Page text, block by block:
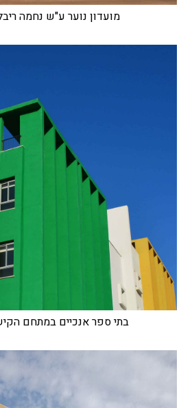
מועדון נוער ע"ש נחמה
בתי ספר אנכיים במתחם